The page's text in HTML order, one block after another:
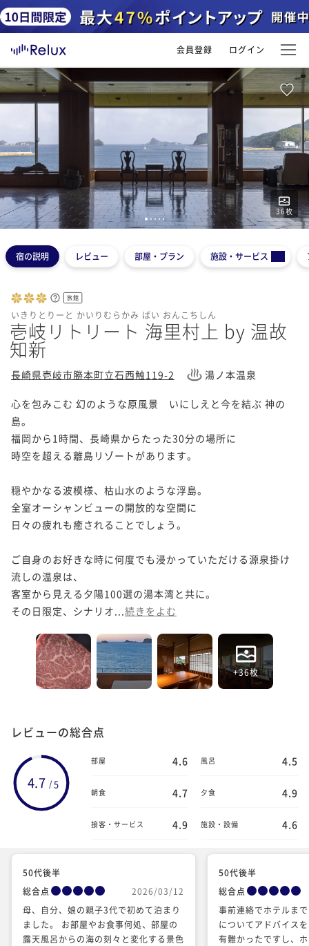
会員登録 ログイン
36枚
1 2 3 4 5
宿の説明 レビュー 部屋・プラン 施設・サービス
旅館
いきりとりーと かいりむらかみ ばい おんこちしん
壱岐リトリート 海里村上 by 温故
知新
長崎県壱岐市勝本町立石西触119-2 湯ノ本温泉
心を包みこむ 幻のような原風景　いにしえと今を結ぶ 神の
島。
福岡から1時間、長崎県からたった30分の場所に
時空を超える離島リゾートがあります。
穏やかなる波模様、枯山水のような浮島。
全室オーシャンビューの開放的な空間に
日々の疲れも癒されることでしょう。
ご自身のお好きな時に何度でも浸かっていただける源泉掛け
流しの温泉は、
客室から見える夕陽100選の湯本湾と共に。
その日限定、シナリオ... 続きをよむ
+36枚
レビューの総合点
4.7 / 5
部屋 4.6 風呂 4.5
朝食 4.7 夕食 4.9
接客・サービス 4.9 施設・設備 4.6
50代後半
総合点
2026/03/12
母、自分、娘の親子3代で初めて泊まり
ました。 お部屋やお食事何処、部屋の
露天風呂からの海の刻々と変化する景色
50代後半
総合点
事前連絡でホテルま
についてアドバイス
有難かったですし、